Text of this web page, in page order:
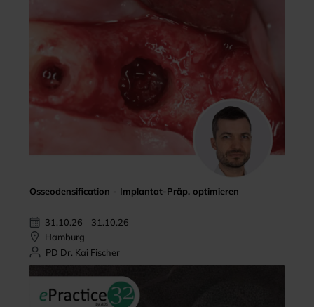
Osseodensification - Implantat-Präp. optimieren
31.10.26 - 31.10.26
Hamburg
PD Dr. Kai Fischer